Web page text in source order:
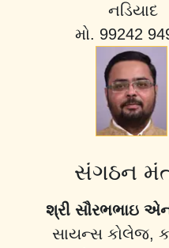
નડિયાદ
મો. 99242
સંગઠન
શ્રી સૌરભભાઇ
સાયન્સ કોલેજ,